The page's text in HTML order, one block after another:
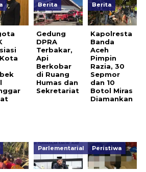
Berita
Gedung
DPRA
Terbakar,
Api
Berkobar
di Ruang
Humas dan
Sekretariat
Berita
Kapolresta
Banda
Aceh
Pimpin
Razia, 30
Sepmor
dan 10
Botol Miras
Diamankan
Parlementarial Peristiwa